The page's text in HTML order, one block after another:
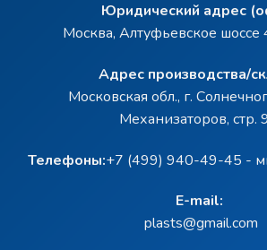
Юридический адрес
Москва, Алтуфьевское шоссе
Адрес производства/
Московская обл., г.
Механизаторов, стр.
Телефоны:+7 (499) 940-49-45 -
E-mail:
plasts@gmail.com